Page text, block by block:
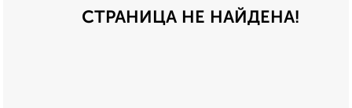
СТРАНИЦА НЕ НАЙДЕНА!